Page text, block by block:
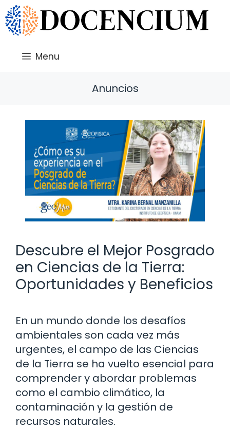
Saltar
al
contenido
Menu
Anuncios
Descubre el Mejor Posgrado
en Ciencias de la Tierra:
Oportunidades y Beneficios
En un mundo donde los desafíos
ambientales son cada vez más
urgentes, el campo de las Ciencias
de la Tierra se ha vuelto esencial para
comprender y abordar problemas
como el cambio climático, la
contaminación y la gestión de
recursos naturales.